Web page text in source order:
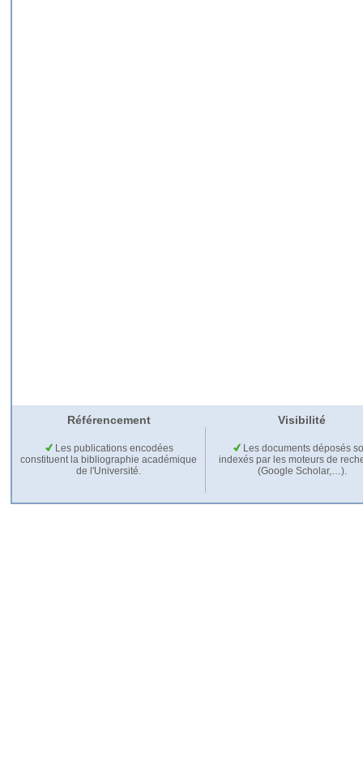
Référencement Visibilité
Les publications encodées
constituent la bibliographie académique
de l'Université.
Les documents déposés
indexés par les moteurs de
(Google Scholar,…).